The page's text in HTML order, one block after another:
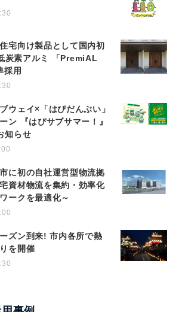
宅向け製品として国内初
炭素アルミ 「PremiAL
採用
ウェイ×「はぴだんぶい」
ン 『はぴサブサマー！』
知らせ
に初の自社運営型物流拠
資材物流を集約・効率化
ークを最適化～
ズン到来! 市内各所で熱
を開催